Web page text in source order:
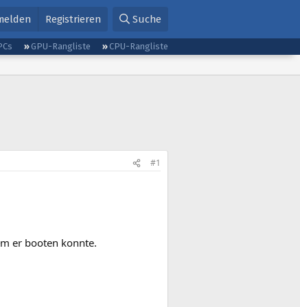
Registrieren Suche
GPU-Rangliste
CPU-Rangliste
#1
er booten konnte.